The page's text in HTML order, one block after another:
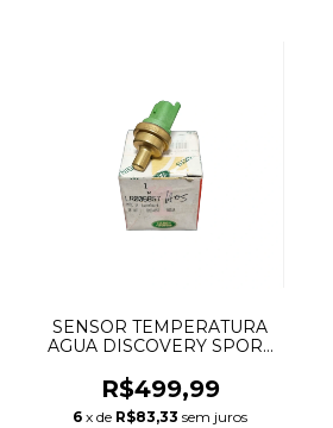
SENSOR TEMPERATURA
AGUA DISCOVERY SPORT
2.2 16V DIESEL LR006857
2S6Q12A648AB
R$499,99
6 x de R$83,33 sem juros